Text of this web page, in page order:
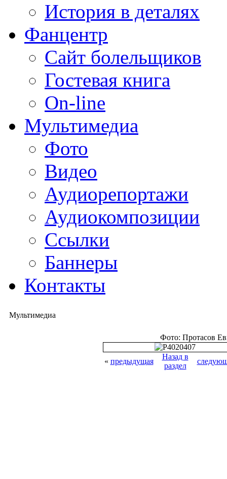
История в деталях
Фанцентр
Сайт болельщиков
Гостевая книга
On-line
Мультимедиа
Фото
Видео
Аудиорепортажи
Аудиокомпозиции
Ссылки
Баннеры
Контакты
Мультимедиа
Фото: Протасов
« предыдущая
Назад в
раздел